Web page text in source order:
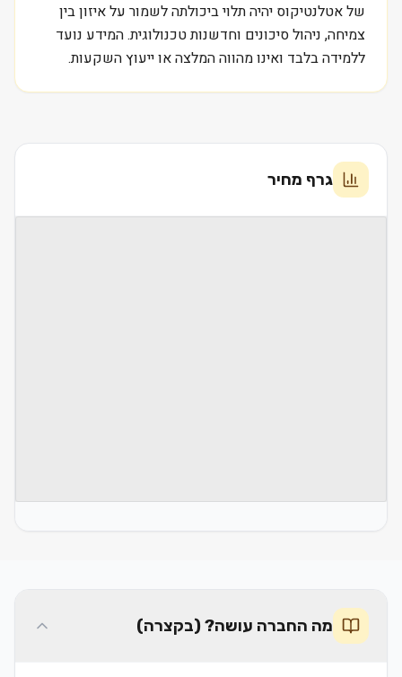
של אטלנטיקוס יהיה תלוי ביכולתה לשמור על איזון בין
צמיחה, ניהול סיכונים וחדשנות טכנולוגית. המידע נועד
ללמידה בלבד ואינו מהווה המלצה או ייעוץ השקעות.
גרף מחיר
מה החברה עושה? (בקצרה)